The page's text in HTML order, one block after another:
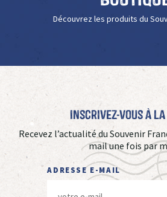
Découvrez les produits du
Inscrivez-vous à
Recevez l’actualité du Souvenir
mail une fois par
ADRESSE E-MAIL